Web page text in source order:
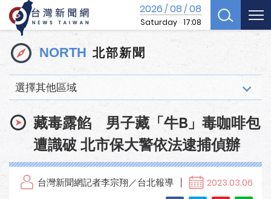
2026/08/08
Saturday 17:08
NORTH 北部新聞
選擇其他區域
藏毒露餡 男子藏「牛B」毒咖啡包
遭識破 北市保大警依法逮捕偵辦
台灣新聞網記者李宗翔／台北報導 2023.03.06